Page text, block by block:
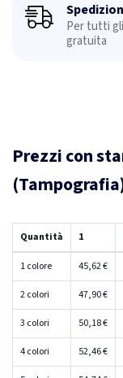
Per tutti
gratuita
Prezzi con
Quantità 1
1 colore 45,62 €
2 colori 47,90 €
3 colori 50,18 €
4 colori 52,46 €